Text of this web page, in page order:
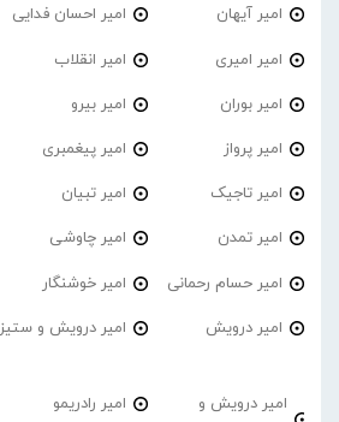
امیر آیهان امیر احسان فدایی
امیر امیری امیر انقلاب
امیر‌ بوران امیر بیرو
امیر پرواز امیر پیغمبری
امیر تاجیک امیر تبیان
امیر تمدن امیر چاوشی
امیر حسام رحمانی امیر خوشنگار
امیر درویش امیر درویش و ستیز
امیر درویش و
امیر رادریمو